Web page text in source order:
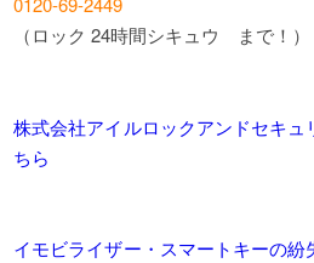
（ロック 24時間シキュウ まで！）
株式会社アイルロックアンドセキュ
ちら
イモビライザー・スマートキーの